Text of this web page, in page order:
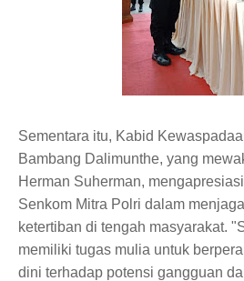
Sementara itu, Kabid
Bambang Dalimunthe, yang
Herman Suherman,
Senkom Mitra Polri dalam
ketertiban di tengah masyarakat.
memiliki tugas mulia untuk
dini terhadap potensi gangguan